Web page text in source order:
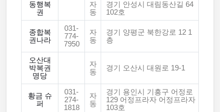
동행복
권
자
동
경기 안성시 대림동산길 64
102호
종합복
권나라
031-
774-
7950
자
동
경기 양평군 북한강로 12 1
층
오산대
박복권
명당
자
동
경기 오산시 대원로 19-1
황금 슈
퍼
031-
274-
1818
자
동
경기 용인시 기흥구 어정로
129 어정프라자 어정프라자
103호